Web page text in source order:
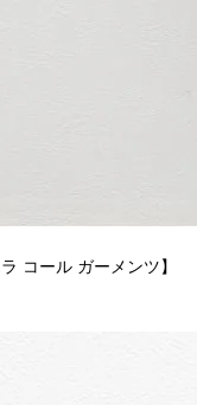
コール ガーメンツ】